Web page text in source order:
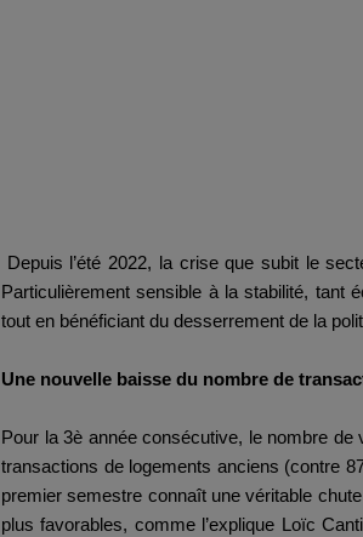
Depuis l’été 2022, la crise que subit le
Particulièrement sensible à la stabilité, tant
tout en bénéficiant du desserrement de la
Une nouvelle baisse du nombre de
Pour la 3è année consécutive, le nombre
transactions de logements anciens (contre
premier semestre connaît une véritable
plus favorables, comme l’explique Loïc